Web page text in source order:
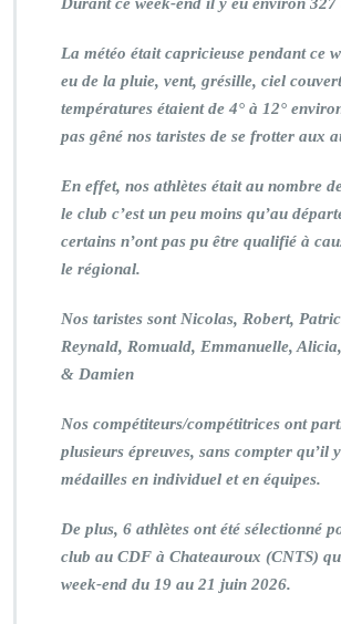
La météo était capricieuse pendant ce
eu de la pluie, vent, grésille, ciel
températures étaient de 4° à 12°
pas gêné nos taristes de se frotter aux
En effet, nos athlètes était au nombre
le club c’est un peu moins qu’au
certains n’ont pas pu être qualifié à
le régional.
Nos taristes sont Nicolas, Robert,
Reynald, Romuald, Emmanuelle,
& Damien
Nos compétiteurs/compétitrices ont
plusieurs épreuves, sans compter qu’il
médailles en individuel et en équipes.
De plus, 6 athlètes ont été sélectionné
club au CDF à Chateauroux (CNTS)
week-end du 19 au 21 juin 2026.